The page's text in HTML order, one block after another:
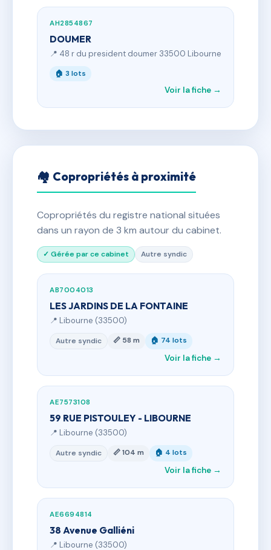
AH2854867
DOUMER
📍 48 r du president doumer 33500 Libourne
🏠 3 lots
Voir la fiche →
🏘 Copropriétés à proximité
Copropriétés du registre national situées
dans un rayon de 3 km autour du cabinet.
✓ Gérée par ce cabinet Autre syndic
AB7004013
LES JARDINS DE LA FONTAINE
📍 Libourne (33500)
Autre syndic 📏 58 m 🏠 74 lots
Voir la fiche →
AE7573108
59 RUE PISTOULEY - LIBOURNE
📍 Libourne (33500)
Autre syndic 📏 104 m 🏠 4 lots
Voir la fiche →
AE6694814
38 Avenue Galliéni
📍 Libourne (33500)